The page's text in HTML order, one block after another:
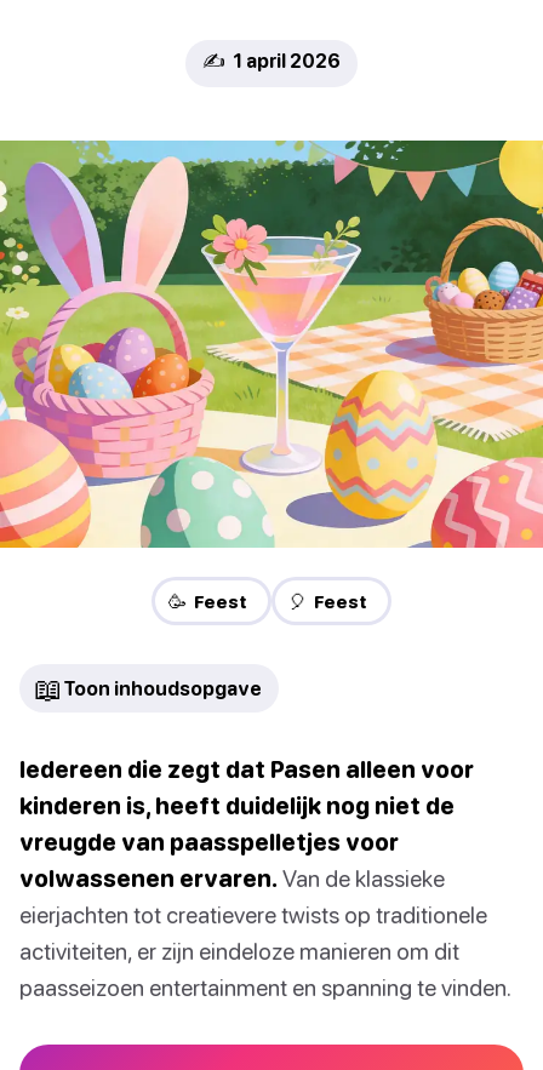
✍️ 1 april 2026
🥳 Feest 🎈 Feest
📖 Toon inhoudsopgave
Iedereen die zegt dat Pasen alleen voor
kinderen is, heeft duidelijk nog niet de
vreugde van paasspelletjes voor
volwassenen ervaren. Van de klassieke
eierjachten tot creatievere twists op traditionele
activiteiten, er zijn eindeloze manieren om dit
paasseizoen entertainment en spanning te vinden.